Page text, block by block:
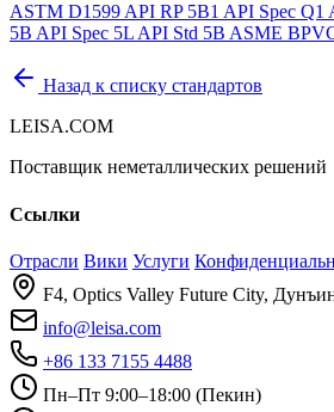
ASTM D1599 API RP 5B1 API Spec Q1
5B API Spec 5L API Std 5B ASME
Назад к списку стандартов
LEISA.COM
Поставщик неметаллических решений
Ссылки
Отрасли Вики Услуги
F4, Optics Valley Future City,
info@leisa.com
+86 133 7155 4488
Пн–Пт 9:00–18:00 (Пекин)